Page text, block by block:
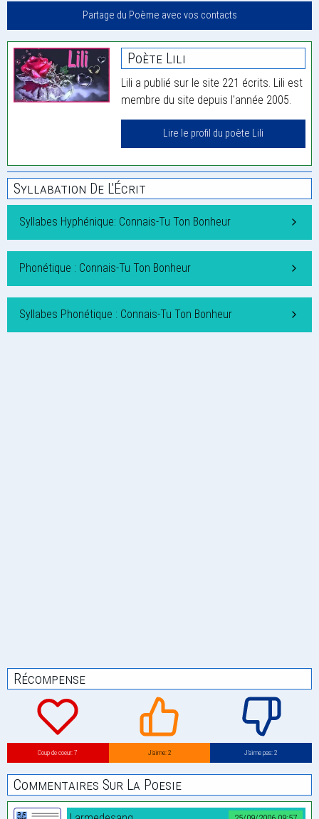
Partage du Poème avec vos contacts
Poète Lili
Lili a publié sur le site 221 écrits. Lili est
membre du site depuis l'année 2005.
Lire le profil du poète Lili
Syllabation De L'Écrit
Syllabes Hyphénique: Connais-Tu Ton Bonheur
Phonétique : Connais-Tu Ton Bonheur
Syllabes Phonétique : Connais-Tu Ton Bonheur
Récompense
Coup de coeur: 7 J’aime: 2 J’aime pas: 2
Commentaires Sur La Poesie